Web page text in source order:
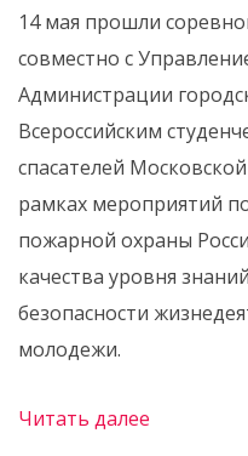
14 мая прошли
совместно с
Администрации
Всероссийским
спасателей
рамках мероприятий
пожарной охраны
качества уровня
безопасности
молодежи.
Читать далее